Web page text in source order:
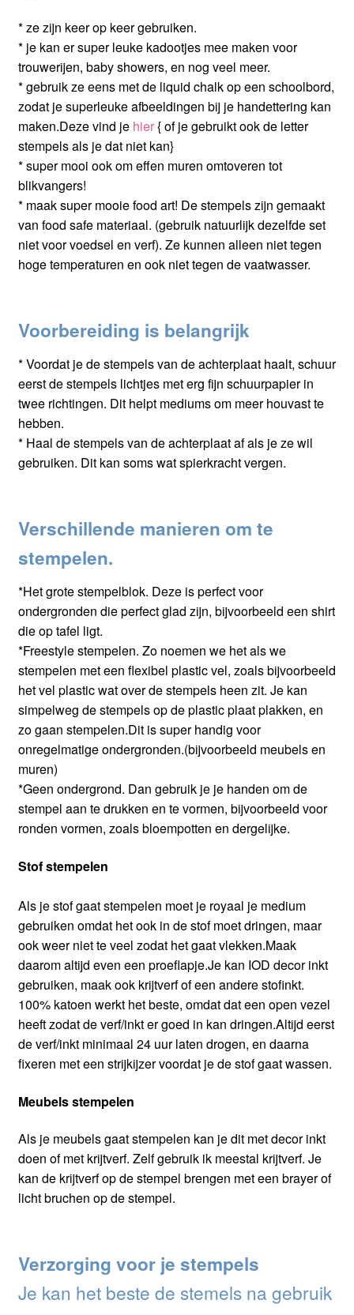
* ze zijn keer op keer gebruiken.
* je kan er super leuke kadootjes mee maken voor
trouwerijen, baby showers, en nog veel meer.
* gebruik ze eens met de liquid chalk op een schoolbord,
zodat je superleuke afbeeldingen bij je handettering kan
maken.Deze vind je hier{ of je gebruikt ook de letter
stempels als je dat niet kan}
* super mooi ook om effen muren omtoveren tot
blikvangers!
* maak super mooie food art! De stempels zijn gemaakt
van food safe materiaal. (gebruik natuurlijk dezelfde set
niet voor voedsel en verf). Ze kunnen alleen niet tegen
hoge temperaturen en ook niet tegen de vaatwasser.
Voorbereiding is belangrijk
* Voordat je de stempels van de achterplaat haalt, schuur
eerst de stempels lichtjes met erg fijn schuurpapier in
twee richtingen. Dit helpt mediums om meer houvast te
hebben.
* Haal de stempels van de achterplaat af als je ze wil
gebruiken. Dit kan soms wat spierkracht vergen.
Verschillende manieren om te
stempelen.
*Het grote stempelblok. Deze is perfect voor
ondergronden die perfect glad zijn, bijvoorbeeld een shirt
die op tafel ligt.
*Freestyle stempelen. Zo noemen we het als we
stempelen met een flexibel plastic vel, zoals bijvoorbeeld
het vel plastic wat over de stempels heen zit. Je kan
simpelweg de stempels op de plastic plaat plakken, en
zo gaan stempelen.Dit is super handig voor
onregelmatige ondergronden.(bijvoorbeeld meubels en
muren)
*Geen ondergrond. Dan gebruik je je handen om de
stempel aan te drukken en te vormen, bijvoorbeeld voor
ronden vormen, zoals bloempotten en dergelijke.
Stof stempelen
Als je stof gaat stempelen moet je royaal je medium
gebruiken omdat het ook in de stof moet dringen, maar
ook weer niet te veel zodat het gaat vlekken.Maak
daarom altijd even een proeflapje.Je kan IOD decor inkt
gebruiken, maak ook krijtverf of een andere stofinkt.
100% katoen werkt het beste, omdat dat een open vezel
heeft zodat de verf/inkt er goed in kan dringen.Altijd eerst
de verf/inkt minimaal 24 uur laten drogen, en daarna
fixeren met een strijkijzer voordat je de stof gaat wassen.
Meubels stempelen
Als je meubels gaat stempelen kan je dit met decor inkt
doen of met krijtverf. Zelf gebruik ik meestal krijtverf. Je
kan de krijtverf op de stempel brengen met een brayer of
licht bruchen op de stempel.
Verzorging voor je stempels
Je kan het beste de stemels na gebruik